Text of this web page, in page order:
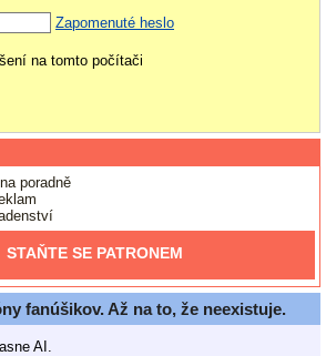
Zapomenuté heslo
na tomto počítači
poradně
STAŇTE SE PATRONEM
fanúšikov. Až na to, že neexistuje.
AI.